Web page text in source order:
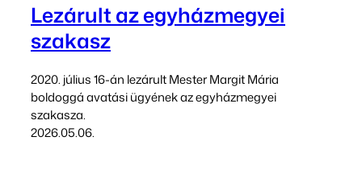
Lezárult az egyházmegyei
szakasz
2020. július 16-án lezárult Mester Margit Mária
boldoggá avatási ügyének az egyházmegyei
szakasza.
2026.05.06.